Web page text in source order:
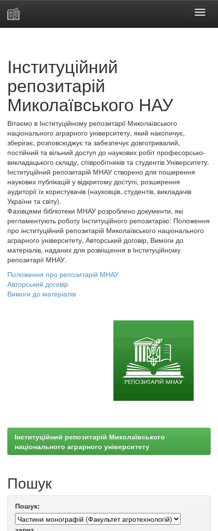
Інституційний
репозитарій
Миколаївського НАУ
Вітаємо в Інституційному репозитарії Миколаївського
національного аграрного університету, який накопичує,
зберігає, розповсюджує та забезпечує довготривалий,
постійний та вільний доступ до наукових робіт професорсько-
викладацького складу, співробітників та студентів Університету.
Інституційний репозитарій МНАУ створено для поширення
наукових публікацій у відкритому доступі, розширення
аудиторії їх користувачів (науковців, студентів, викладачів
України та світу).
Фахівцями бібліотеки МНАУ розроблено документи, які
регламентують роботу Інституційного репозитарію: Положення
про інституційний репозитарій Миколаївського національного
аграрного університету, Авторський договір, Вимоги до
матеріалів, наданих для розміщення в Інституційному
репозитарії МНАУ.
Положення про репозитарій МНАУ
Авторський договір
Вимоги до матеріалів
Інституційний репозитарій Миколаївського
національного аграрного університету
Пошук
Пошук: